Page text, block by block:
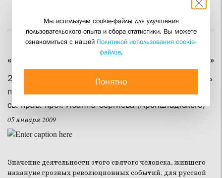
«Народу нашему нужно просвещение»
2 января 2009 года Русская Православная церковь
празднует 100 лет со дня преставления ко Господу
св. прав. прот. Иоанна Сергиева (Кронштадтского)
05 января 2009
Значение деятельности этого святого человека, жившего
накануне грозных революционных событий, для русской
Мы используем cookie-файлы для улучшения
пользовательского опыта и сбора статистики. Вы можете
ознакомиться с нашей Политикой использования cookie-
файлов.
Понятно